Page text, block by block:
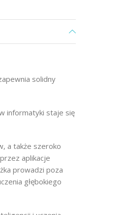
solidny
informatyki staje się
a także szeroko
aplikacje
prowadzi poza
głębokiego